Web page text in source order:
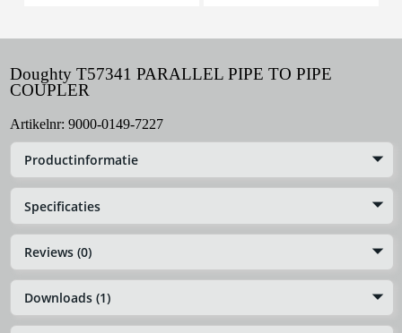
Doughty T57341 PARALLEL PIPE TO PIPE
COUPLER
Artikelnr: 9000-0149-7227
Productinformatie
Specificaties
Reviews (0)
Downloads (1)